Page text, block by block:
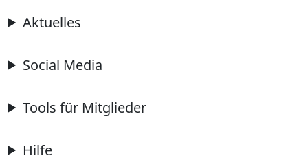
Aktuelles
Social Media
Tools für Mitglieder
Hilfe